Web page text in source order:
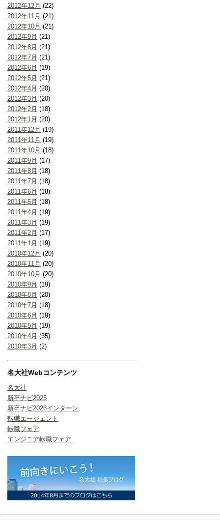
2012年12月 (22)
2012年11月 (21)
2012年10月 (21)
2012年9月 (21)
2012年8月 (21)
2012年7月 (21)
2012年6月 (19)
2012年5月 (21)
2012年4月 (20)
2012年3月 (20)
2012年2月 (18)
2012年1月 (20)
2011年12月 (19)
2011年11月 (19)
2011年10月 (18)
2011年9月 (17)
2011年8月 (18)
2011年7月 (18)
2011年6月 (18)
2011年5月 (18)
2011年4月 (19)
2011年3月 (19)
2011年2月 (17)
2011年1月 (19)
2010年12月 (20)
2010年11月 (20)
2010年10月 (20)
2010年9月 (19)
2010年8月 (20)
2010年7月 (18)
2010年6月 (19)
2010年5月 (19)
2010年4月 (35)
2010年3月 (2)
名大社Webコンテンツ
名大社
新卒ナビ2025
新卒ナビ2026インターン
転職エージェント
転職フェア
エンジニア転職フェア